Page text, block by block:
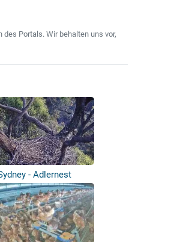
Portals. Wir behalten uns vor,
- Adlernest